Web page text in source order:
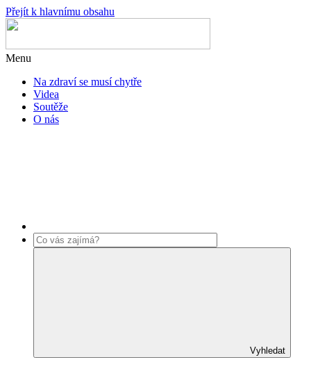
Přejít k hlavnímu obsahu
Menu
Na zdraví se musí chytře
Videa
Soutěže
O nás
Vyhledat